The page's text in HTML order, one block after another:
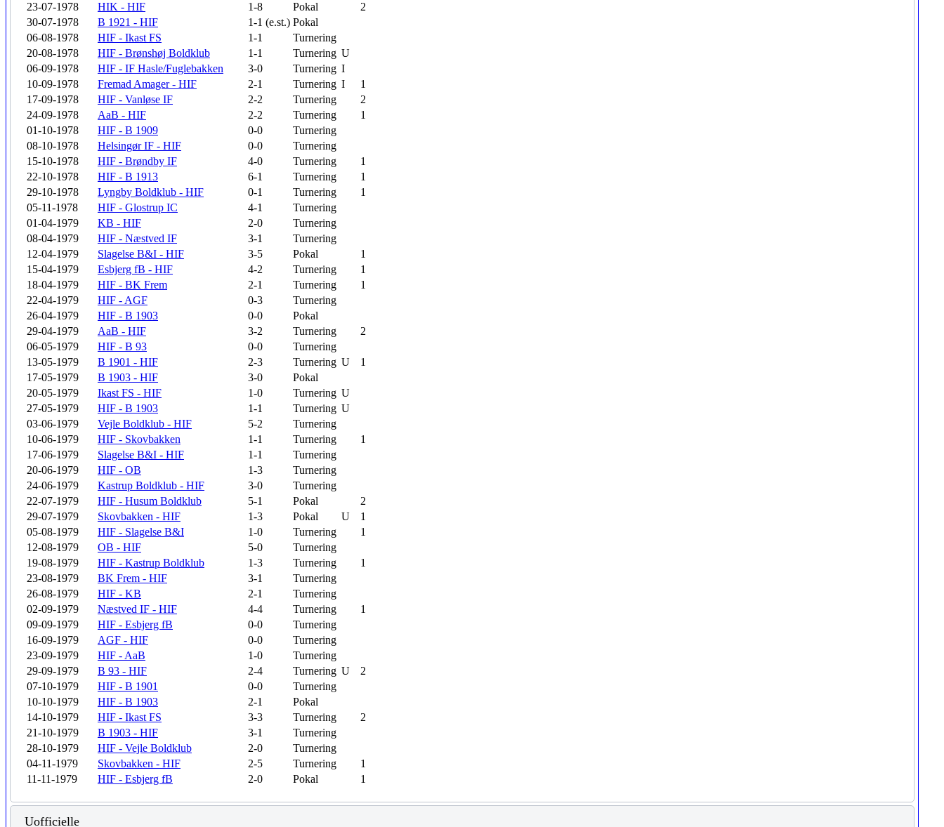
23-07-1978
HIK - HIF 1-8 Pokal
2
30-07-1978
B 1921 - HIF 1-1 (e.st.) Pokal
06-08-1978
HIF - Ikast FS 1-1
Turnering
20-08-1978
HIF - Brønshøj Boldklub 1-1 Turnering U
06-09-1978
HIF - IF Hasle/Fuglebakken 3-0 Turnering I
10-09-1978
Fremad Amager - HIF 2-1 Turnering I
1
17-09-1978
HIF - Vanløse IF 2-2 Turnering
2
24-09-1978
AaB - HIF 2-2 Turnering
1
01-10-1978
HIF - B 1909 0-0
Turnering
08-10-1978
Helsingør IF - HIF 0-0
Turnering
15-10-1978
HIF - Brøndby IF 4-0 Turnering
1
22-10-1978
HIF - B 1913 6-1 Turnering
1
29-10-1978
Lyngby Boldklub - HIF 0-1 Turnering
1
05-11-1978
HIF - Glostrup IC 4-1
Turnering
01-04-1979
KB - HIF 2-0
Turnering
08-04-1979
HIF - Næstved IF 3-1
Turnering
12-04-1979
Slagelse B&I - HIF 3-5 Pokal
1
15-04-1979
Esbjerg fB - HIF 4-2 Turnering
1
18-04-1979
HIF - BK Frem 2-1 Turnering
1
22-04-1979
HIF - AGF 0-3
Turnering
26-04-1979
HIF - B 1903 0-0
Pokal
29-04-1979
AaB - HIF 3-2 Turnering
2
06-05-1979
HIF - B 93 0-0
Turnering
13-05-1979
B 1901 - HIF 2-3 Turnering U
1
17-05-1979
B 1903 - HIF 3-0
Pokal
20-05-1979
Ikast FS - HIF 1-0 Turnering U
27-05-1979
HIF - B 1903 1-1 Turnering U
03-06-1979
Vejle Boldklub - HIF 5-2
Turnering
10-06-1979
HIF - Skovbakken 1-1 Turnering
1
17-06-1979
Slagelse B&I - HIF 1-1
Turnering
20-06-1979
HIF - OB 1-3
Turnering
24-06-1979
Kastrup Boldklub - HIF 3-0
Turnering
22-07-1979
HIF - Husum Boldklub 5-1 Pokal
2
29-07-1979
Skovbakken - HIF 1-3 Pokal U
1
05-08-1979
HIF - Slagelse B&I 1-0 Turnering
1
12-08-1979
OB - HIF 5-0
Turnering
19-08-1979
HIF - Kastrup Boldklub 1-3 Turnering
1
23-08-1979
BK Frem - HIF 3-1
Turnering
26-08-1979
HIF - KB 2-1
Turnering
02-09-1979
Næstved IF - HIF 4-4 Turnering
1
09-09-1979
HIF - Esbjerg fB 0-0
Turnering
16-09-1979
AGF - HIF 0-0
Turnering
23-09-1979
HIF - AaB 1-0
Turnering
29-09-1979
B 93 - HIF 2-4 Turnering U
2
07-10-1979
HIF - B 1901 0-0
Turnering
10-10-1979
HIF - B 1903 2-1
Pokal
14-10-1979
HIF - Ikast FS 3-3 Turnering
2
21-10-1979
B 1903 - HIF 3-1
Turnering
28-10-1979
HIF - Vejle Boldklub 2-0
Turnering
04-11-1979
Skovbakken - HIF 2-5 Turnering
1
11-11-1979
HIF - Esbjerg fB 2-0 Pokal 1
Uofficielle